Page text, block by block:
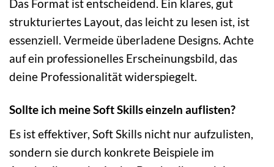
Das Format ist entscheidend. Ein klares, gut
strukturiertes Layout, das leicht zu lesen ist, ist
essenziell. Vermeide überladene Designs. Achte
auf ein professionelles Erscheinungsbild, das
deine Professionalität widerspiegelt.
Sollte ich meine Soft Skills einzeln auflisten?
Es ist effektiver, Soft Skills nicht nur aufzulisten,
sondern sie durch konkrete Beispiele im